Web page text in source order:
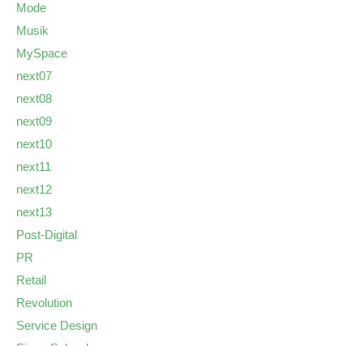
Mode
Musik
MySpace
next07
next08
next09
next10
next11
next12
next13
Post-Digital
PR
Retail
Revolution
Service Design